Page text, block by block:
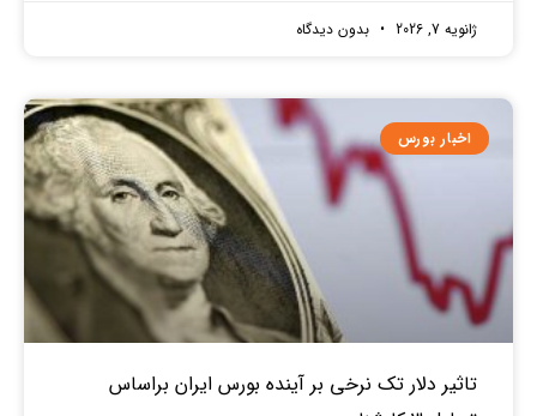
ژانویه 7, 2026 بدون دیدگاه
اخبار بورس
تاثیر دلار تک نرخی بر آینده بورس ایران براساس